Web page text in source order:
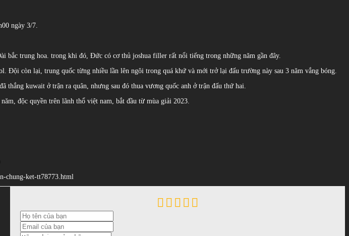
ngày 3/7.
bắc trung hoa. trong khi đó, Đức có cơ thủ joshua filler rất nổi tiếng trong những năm gần đây.
còn lại, trung quốc từng nhiều lần lên ngôi trong quá khứ và mới trở lại đấu trường này sau 3 năm vắng bóng.
kuwait ở trận ra quân, nhưng sau đó thua vương quốc anh ở trận đấu thứ hai.
độc quyền trên lãnh thổ việt nam, bắt đầu từ mùa giải 2023.
chung-ket-tt78773.html